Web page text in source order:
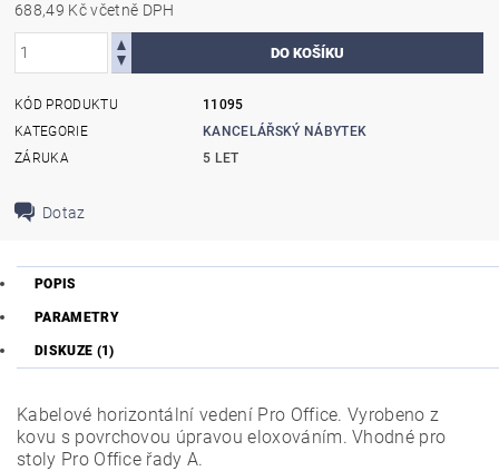
688,49 Kč včetně DPH
KÓD PRODUKTU
11095
KATEGORIE
KANCELÁŘSKÝ NÁBYTEK
ZÁRUKA
5 LET
Dotaz
POPIS
PARAMETRY
DISKUZE (1)
Kabelové horizontální vedení Pro Office. Vyrobeno z
kovu s povrchovou úpravou eloxováním. Vhodné pro
stoly Pro Office řady A.